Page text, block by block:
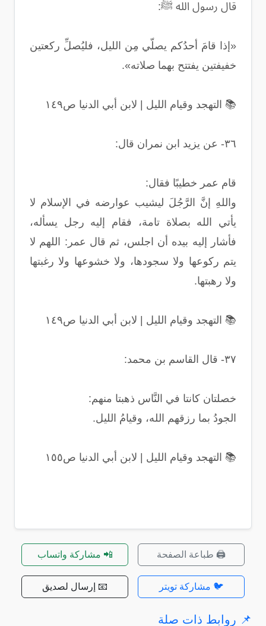
قال رسول الله ﷺ:
«إذا قامَ أحدُكم يصلّي مِن الليل، فليُصلِّ ركعتين
خفيفتين يفتتح بهما صلاته».
📚 التهجد وقيام الليل | لابن أبي الدنيا ص١٤٩
٣٦- عن يزيد ابن نمران قال:
قام عمر خطيبًا فقال:
واللهِ إنَّ الرَّجُلَ ليشيب عوارضه في الإسلام لا
يأتي الله بصلاة تامة، فقام إليه رجل يسأله،
فأشار إليه بيده أن اجلس، ثم قال عمر: اللهم لا
يتم ركوعها ولا سجودها، ولا خشوعها ولا رغبتها
ولا رهبتها.
📚 التهجد وقيام الليل | لابن أبي الدنيا ص١٤٩
٣٧- قال القاسم بن محمد:
خصلتان كانتا في النَّاس ذهبتا منهم:
الجودُ بما رزقهم الله، وقيامُ الليل.
📚 التهجد وقيام الليل | لابن أبي الدنيا ص١٥٥
🖨️ طباعة الصفحة 📲 مشاركة واتساب
🐦 مشاركة تويتر 📧 إرسال لصديق
📌 روابط ذات صلة